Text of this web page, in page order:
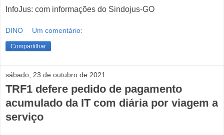
InfoJus: com informações do Sindojus-GO
DINO Um comentário:
Compartilhar
sábado, 23 de outubro de 2021
TRF1 defere pedido de pagamento
acumulado da IT com diária por viagem a
serviço